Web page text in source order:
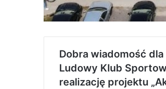
Dobra wiadomość
Ludowy Klub
realizację projektu